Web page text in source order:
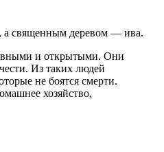
а священным деревом — ива.
и открытыми. Они
Из таких людей
не боятся смерти.
хозяйство,